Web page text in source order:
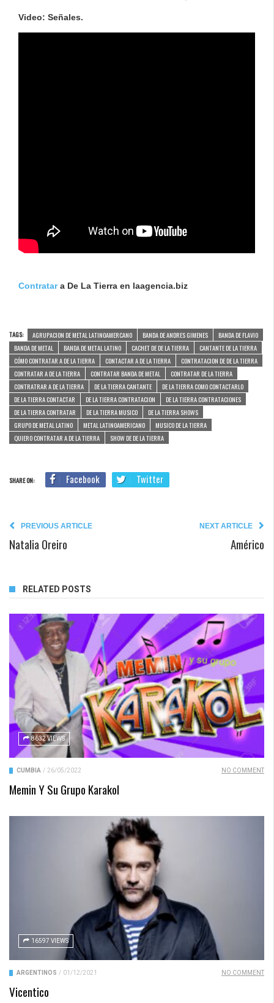
Video: Señales.
Contratara De La Tierra en laagencia.biz
TAGS: AGRUPACION DE METAL LATINOAMERCANO BANDA DE ANDRES GIMENES
BANDA DE FLAVIO
BANDA DE METAL
BANDA DE METAL LATINO CACHET DE DE LA TIERRA
CANTANTE DE LA TIERRA
CÓMO CONTRATAR A DE LA TIERRA
CONTACTAR A DE LA TIERRA
CONTRATACION DE DE LA TIERRA
CONTRATAR A DE LA TIERRA
CONTRATAR BANDA DE METAL
CONTRATAR DE LA TIERRA
CONTRATRAR A DE LA TIERRA
DE LA TIERRA CANTANTE
DE LA TIERRA COMO CONTACTARLO
DE LA TIERRA CONTACTAR
DE LA TIERRA CONTRATACION
DE LA TIERRA CONTRATACIONES
DE LA TIERRA CONTRATAR
DE LA TIERRA MUSICO
DE LA TIERRA SHOWS
GRUPO DE METAL LATINO
METAL LATINOAMERICANO
MUSICO DE LA TIERRA
QUIERO CONTRATAR A DE LA TIERRA
SHOW DE DE LA TIERRA
SHARE ON: Facebook Twitter
PREVIOUS ARTICLE
Natalia Oreiro
NEXT ARTICLE
Américo
RELATED POSTS
8632 VIEWS
CUMBIA / 26/05/2022 NO COMMENT
Memin Y Su Grupo Karakol
16597 VIEWS
ARGENTINOS / 01/12/2021 NO COMMENT
Vicentico